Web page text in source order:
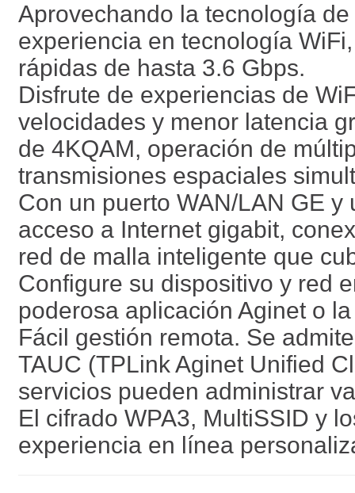
Aprovechando la tecnología
experiencia en tecnología
rápidas de hasta 3.6 Gbps.
Disfrute de experiencias de
velocidades y menor latencia
de 4KQAM, operación de
transmisiones espaciales
Con un puerto WAN/LAN GE
acceso a Internet gigabit,
red de malla inteligente que
Configure su dispositivo y red
poderosa aplicación Aginet o
Fácil gestión remota. Se
TAUC (TPLink Aginet Unified
servicios pueden administrar
El cifrado WPA3, MultiSSID y
experiencia en línea